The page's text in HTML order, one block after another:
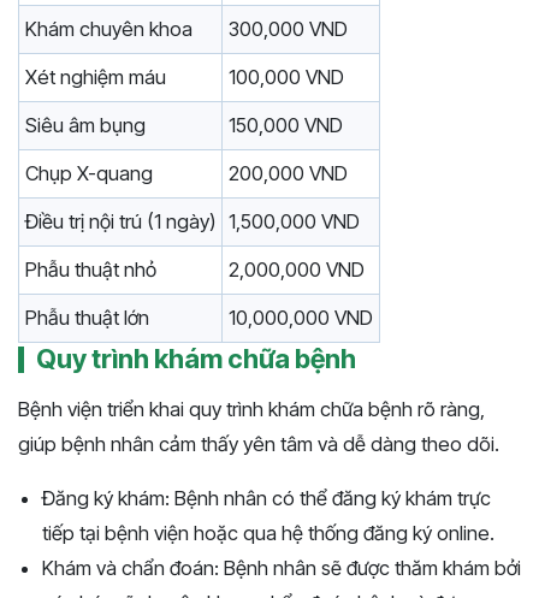
Khám chuyên khoa
300,000 VND
Xét nghiệm máu
100,000 VND
Siêu âm bụng
150,000 VND
Chụp X-quang
200,000 VND
Điều trị nội trú (1 ngày) 1,500,000 VND
Phẫu thuật nhỏ
2,000,000 VND
Phẫu thuật lớn
10,000,000 VND
Quy trình khám chữa bệnh
Bệnh viện triển khai quy trình khám chữa bệnh rõ ràng,
giúp bệnh nhân cảm thấy yên tâm và dễ dàng theo dõi.
Đăng ký khám: Bệnh nhân có thể đăng ký khám trực
tiếp tại bệnh viện hoặc qua hệ thống đăng ký online.
Khám và chẩn đoán: Bệnh nhân sẽ được thăm khám bởi